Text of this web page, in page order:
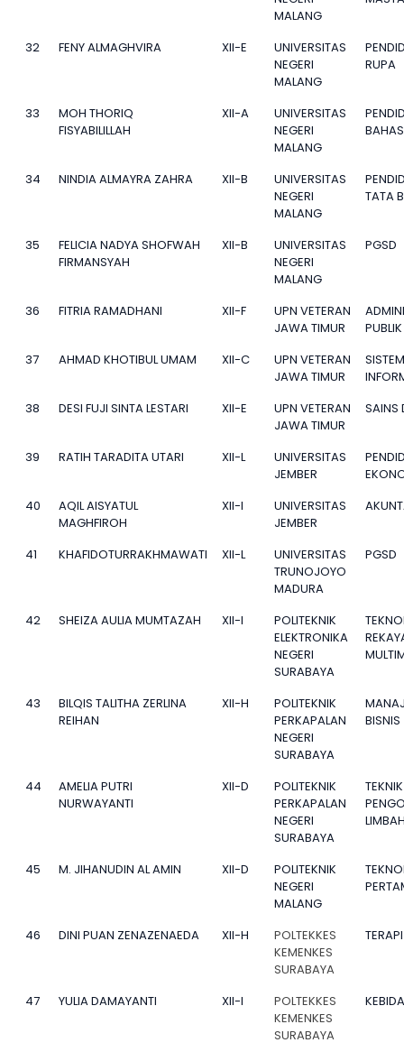
MALANG
32 FENY ALMAGHVIRA XII-E
UNIVERSITAS
NEGERI
MALANG
RUPA
33
MOH THORIQ
FISYABILILLAH
XII-A
UNIVERSITAS
NEGERI
MALANG
34 NINDIA ALMAYRA ZAHRA XII-B
UNIVERSITAS
NEGERI
MALANG
TATA
35
FELICIA NADYA SHOFWAH
FIRMANSYAH
XII-B
UNIVERSITAS
NEGERI
MALANG
PGSD
36 FITRIA RAMADHANI XII-F
UPN VETERAN
JAWA TIMUR
PUBLIK
37
AHMAD KHOTIBUL UMAM XII-C
UPN VETERAN
JAWA TIMUR
SISTEM
38
DESI FUJI SINTA LESTARI XII-E
UPN VETERAN
JAWA TIMUR
SAINS
39 RATIH TARADITA UTARI XII-L
UNIVERSITAS
JEMBER
40
AQIL AISYATUL
MAGHFIROH
XII-I
UNIVERSITAS
JEMBER
41 KHAFIDOTURRAKHMAWATI XII-L
UNIVERSITAS
TRUNOJOYO
MADURA
PGSD
42 SHEIZA AULIA MUMTAZAH XII-I
POLITEKNIK
ELEKTRONIKA
NEGERI
SURABAYA
43
BILQIS TALITHA ZERLINA
REIHAN
XII-H
POLITEKNIK
PERKAPALAN
NEGERI
SURABAYA
BISNIS
44
AMELIA PUTRI
NURWAYANTI
XII-D
POLITEKNIK
PERKAPALAN
NEGERI
SURABAYA
TEKNIK
45 M. JIHANUDIN AL AMIN XII-D
POLITEKNIK
NEGERI
MALANG
46 DINI PUAN ZENAZENAEDA XII-H
POLTEKKES
KEMENKES
SURABAYA
47 YULIA DAMAYANTI XII-I
POLTEKKES
KEMENKES
SURABAYA